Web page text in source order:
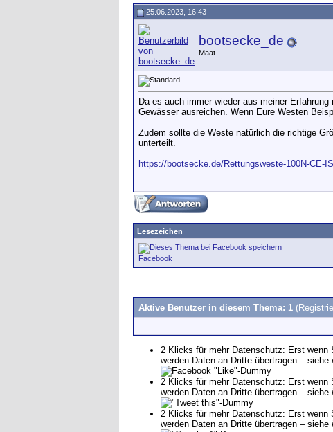
25.06.2023, 16:43
bootsecke_de
Maat
Da es auch immer wieder aus meiner
Gewässer ausreichen. Wenn Eure Westen
Zudem sollte die Weste natürlich die richtige
unterteilt.
https://bootsecke.de/Rettungsweste-100N-CE-
Lesezeichen
Facebook
Aktive Benutzer in diesem Thema: 1
2 Klicks für mehr Datenschutz: Erst wenn
werden Daten an Dritte übertragen – siehe i
2 Klicks für mehr Datenschutz: Erst wenn
werden Daten an Dritte übertragen – siehe i
2 Klicks für mehr Datenschutz: Erst wenn
werden Daten an Dritte übertragen – siehe i